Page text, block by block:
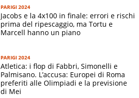
marcia
marcia
marcia 20 km
M
marcia 20 km
M
PARIGI 2024
Jacobs e la 4x100 in finale: errori e rischi
prima del ripescaggio, ma Tortu e
Marcell hanno un piano
PARIGI 2024
Atletica: i flop di Fabbri, Simonelli e
Palmisano. L’accusa: Europei di Roma
preferiti alle Olimpiadi e la previsione
di Mei